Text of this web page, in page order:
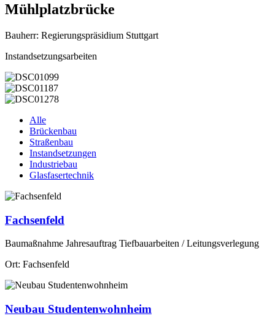
Mühlplatzbrücke
Bauherr: Regierungspräsidium Stuttgart
Instandsetzungsarbeiten
Alle
Brückenbau
Straßenbau
Instandsetzungen
Industriebau
Glasfasertechnik
Fachsenfeld
Baumaßnahme Jahresauftrag Tiefbauarbeiten / Leitungsverlegung
Ort: Fachsenfeld
Neubau Studentenwohnheim